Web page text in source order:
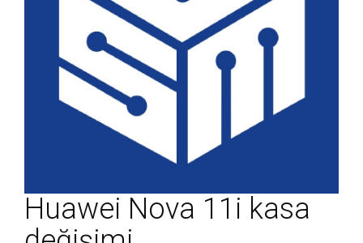
Huawei Nova 11i kasa